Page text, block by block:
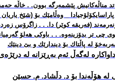
مناڵه‌كانیش پێشمه‌رگه‌ بوون. . خاڵه‌
_ وه‌ڵامێك بۆ (شێخ
چی تر بدۆزینه‌وه‌. . . باوكی هه‌لۆ
له‌ پاڵتاك بۆ دیندارێك و بێ دینێك
له‌گه‌ڵ ئه‌م به‌ڕێزانه‌ له‌
هۆڵه‌ندا بۆ د. دڵشاد. م. حسێن